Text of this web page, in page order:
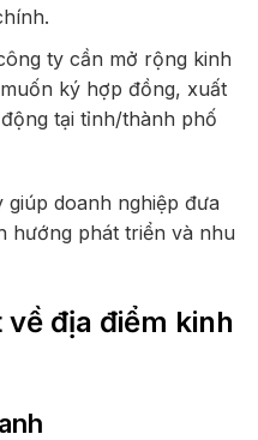
ty cần mở rộng kinh
ký hợp đồng, xuất
tại tỉnh/thành phố
doanh nghiệp đưa
hướng phát triển và nhu
địa điểm kinh